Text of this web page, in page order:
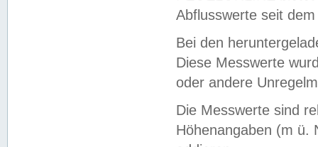
Abflusswerte seit
Bei den
Diese Messwerte
oder andere
Die Messwerte sind
Höhenangaben (m ü.